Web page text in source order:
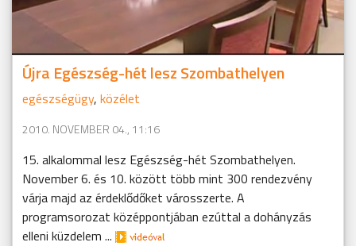
Újra Egészség-hét lesz Szombathelyen
egészségügy, közélet
2010. NOVEMBER 04., 11:16
15. alkalommal lesz Egészség-hét Szombathelyen.
November 6. és 10. között több mint 300 rendezvény
várja majd az érdeklődőket városszerte. A
programsorozat középpontjában ezúttal a dohányzás
elleni küzdelem ...